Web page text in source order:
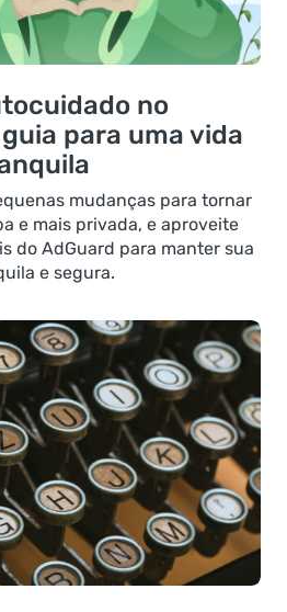
no
para uma vida
mudanças para tornar
e mais privada, e aproveite
do AdGuard para manter sua
e segura.